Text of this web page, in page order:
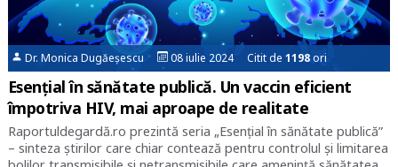
Dr. Monica Dugăeșescu 08 iulie 2024 Citit de1198ori
Esențial în sănătate publică. Un vaccin eficient
împotriva HIV, mai aproape de realitate
Raportuldegardă.ro prezintă seria „Esențial în sănătate publică”
– sinteza știrilor care chiar contează pentru controlul și limitarea